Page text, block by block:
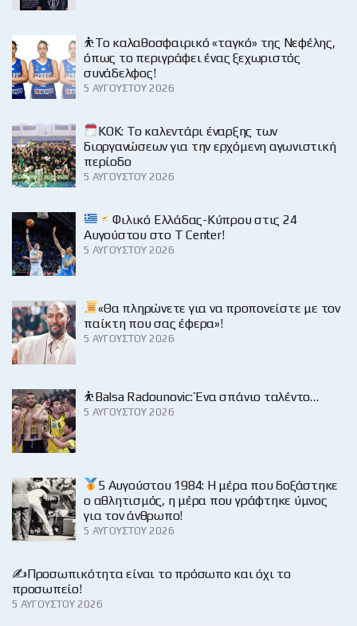
⛹️‍Το καλαθοσφαιρικό «ταγκό» της Νεφέλης,
όπως το περιγράφει ένας ξεχωριστός
συνάδελφος!
5 ΑΥΓΟΎΣΤΟΥ 2026
KOK: Το καλεντάρι έναρξης των
διοργανώσεων για την ερχόμενη αγωνιστική
περίοδο
5 ΑΥΓΟΎΣΤΟΥ 2026
Φιλικό Ελλάδας-Κύπρου στις 24
Αυγούστου στο Τ Center!
5 ΑΥΓΟΎΣΤΟΥ 2026
«Θα πληρώνετε για να προπονείστε με τον
παίκτη που σας έφερα»!
5 ΑΥΓΟΎΣΤΟΥ 2026
⛹️Balsa Radounovic: Ένα σπάνιο ταλέντο…
5 ΑΥΓΟΎΣΤΟΥ 2026
5 Αυγούστου 1984: Η μέρα που δοξάστηκε
ο αθλητισμός, η μέρα που γράφτηκε ύμνος
για τον άνθρωπο!
5 ΑΥΓΟΎΣΤΟΥ 2026
✍️Προσωπικότητα είναι το πρόσωπο και όχι το
προσωπείο!
5 ΑΥΓΟΎΣΤΟΥ 2026